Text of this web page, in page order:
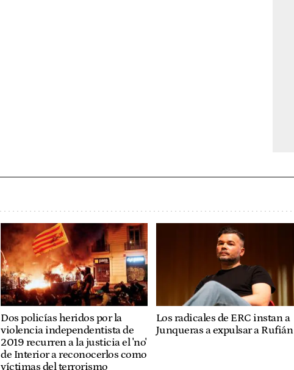
Dos policías heridos por la
violencia independentista de
2019 recurren a la justicia el 'no'
de Interior a reconocerlos como
víctimas del terrorismo
Los radicales de ERC instan a
Junqueras a expulsar a Rufián